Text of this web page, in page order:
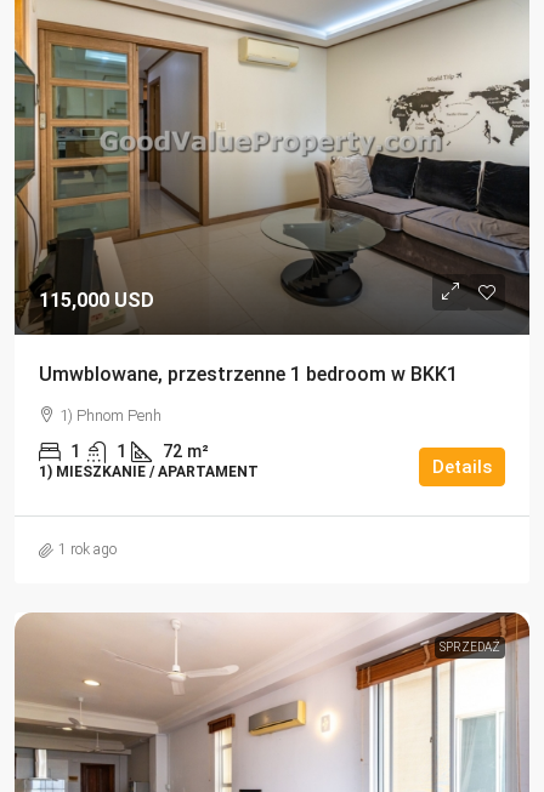
115,000 USD
Umwblowane, przestrzenne 1 bedroom w BKK1
1) Phnom Penh
1 1 72 m²
1) MIESZKANIE / APARTAMENT Details
1 rok ago
SPRZEDAŻ